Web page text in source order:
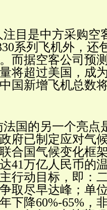
目是中方采购空
系列飞机外，还
而据空客公司预
将超过美国，成
国新增飞机总数
国的另一个亮点
府已制定应对气
合国气候变化框
41万亿人民币的
行动目标，即：
取尽早达峰；单
下降60%-65%，